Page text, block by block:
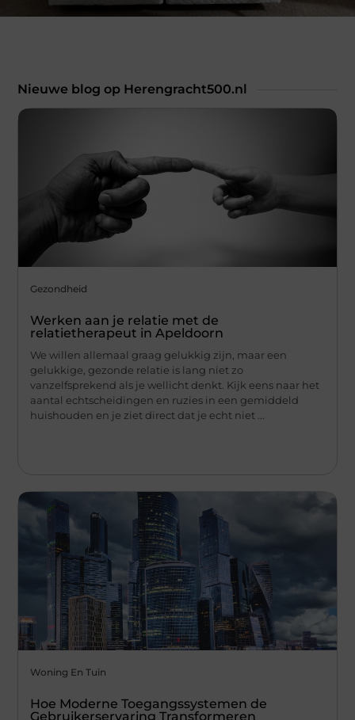
Nieuwe blog op Herengracht500.nl
Gezondheid
Werken aan je relatie met de
relatietherapeut in Apeldoorn
We willen allemaal graag gelukkig zijn, maar een
gelukkige, gezonde relatie is lang niet zo
vanzelfsprekend als je wellicht denkt. Kijk eens naar het
aantal echtscheidingen en ruzies in een gemiddeld
huishouden en je ziet direct dat je echt niet ...
Woning En Tuin
Hoe Moderne Toegangssystemen de
Gebruikerservaring Transformeren